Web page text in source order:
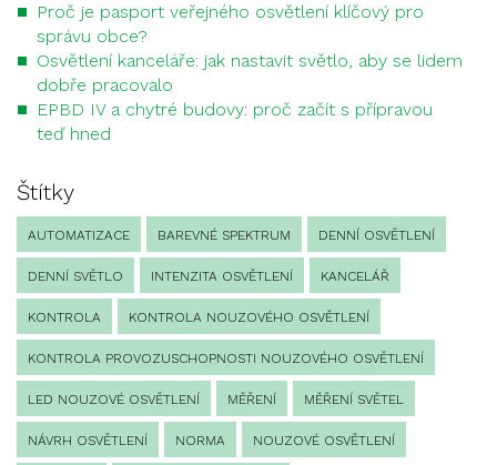
Proč je pasport veřejného osvětlení klíčový pro
správu obce?
Osvětlení kanceláře: jak nastavit světlo, aby se lidem
dobře pracovalo
EPBD IV a chytré budovy: proč začít s přípravou
teď hned
Štítky
AUTOMATIZACE BAREVNÉ SPEKTRUM DENNÍ OSVĚTLENÍ
DENNÍ SVĚTLO INTENZITA OSVĚTLENÍ KANCELÁŘ
KONTROLA KONTROLA NOUZOVÉHO OSVĚTLENÍ
KONTROLA PROVOZUSCHOPNOSTI NOUZOVÉHO OSVĚTLENÍ
LED NOUZOVÉ OSVĚTLENÍ MĚŘENÍ MĚŘENÍ SVĚTEL
NÁVRH OSVĚTLENÍ NORMA NOUZOVÉ OSVĚTLENÍ